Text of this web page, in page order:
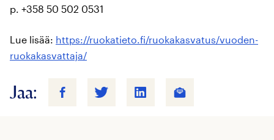
p. +358 50 502 0531
Lue lisää: https://ruokatieto.fi/ruokakasvatus/vuoden-
ruokakasvattaja/
Jaa: